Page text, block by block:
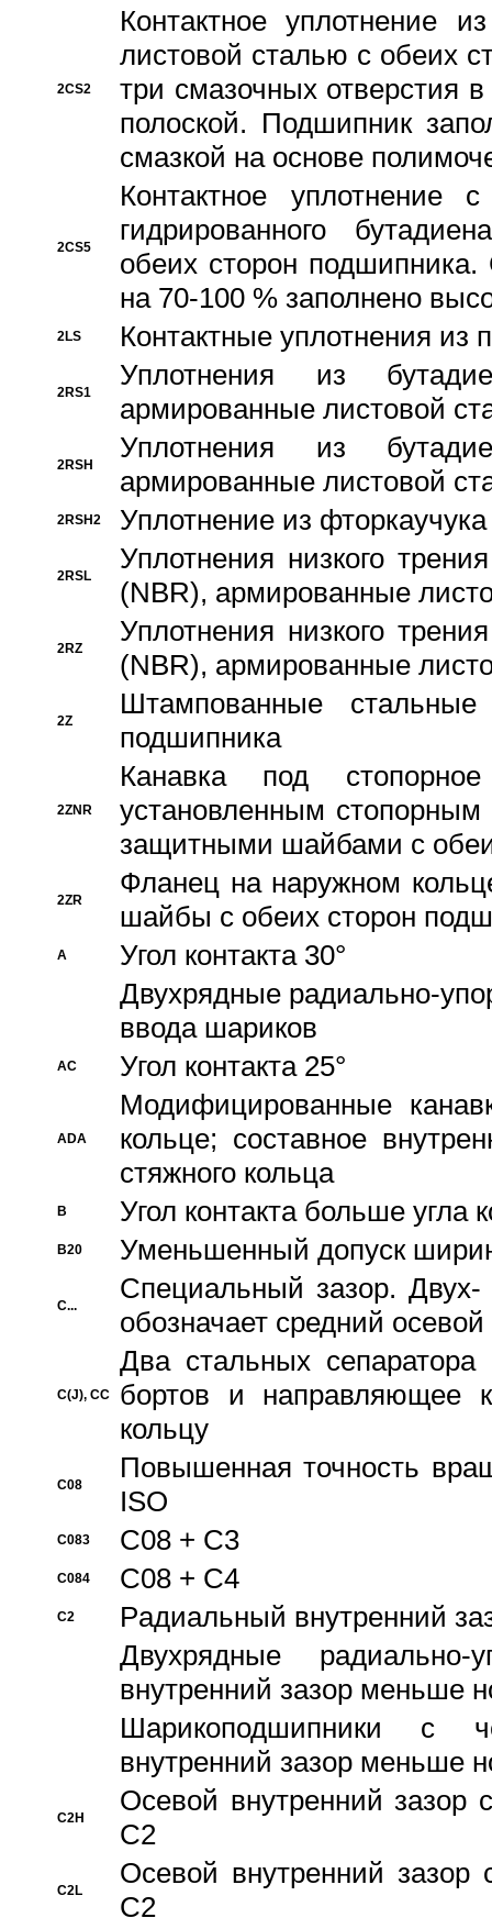
2CS2
Контактное уплотнение
листовой сталью с обеих
три смазочных отверстия
полоской. Подшипник
смазкой на основе
2CS5
Контактное уплотнение
гидрированного
обеих сторон
на 70-100 % заполнено
2LS Контактные уплотнения из
2RS1
Уплотнения из
армированные листовой
2RSH
Уплотнения из
армированные листовой
2RSH2 Уплотнение из
2RSL
Уплотнения низкого
(NBR), армированные
2RZ
Уплотнения низкого
(NBR), армированные
2Z
Штампованные
подшипника
2ZNR
Канавка под
установленным
защитными шайбами с
2ZR
Фланец на наружном
шайбы с обеих сторон
A
Угол контакта 30°
Двухрядные радиально-
ввода шариков
AC Угол контакта 25°
ADA
Модифицированные
кольце; составное
стяжного кольца
B Угол контакта больше угла
B20 Уменьшенный допуск
C...
Специальный зазор.
обозначает средний
C(J), CC
Два стальных сепаратора
бортов и направляющее
кольцу
C08
Повышенная точность
ISO
C083 C08 + C3
C084 C08 + C4
C2
Pадиальный внутренний
Двухрядные радиально-
внутренний зазор меньше
Шарикоподшипники с
внутренний зазор меньше
C2H
Осевой внутренний зазор
C2
C2L
Осевой внутренний зазор
C2